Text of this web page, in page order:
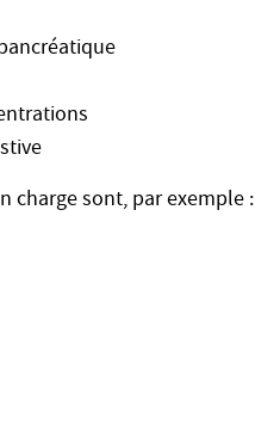
charge sont, par exemple :